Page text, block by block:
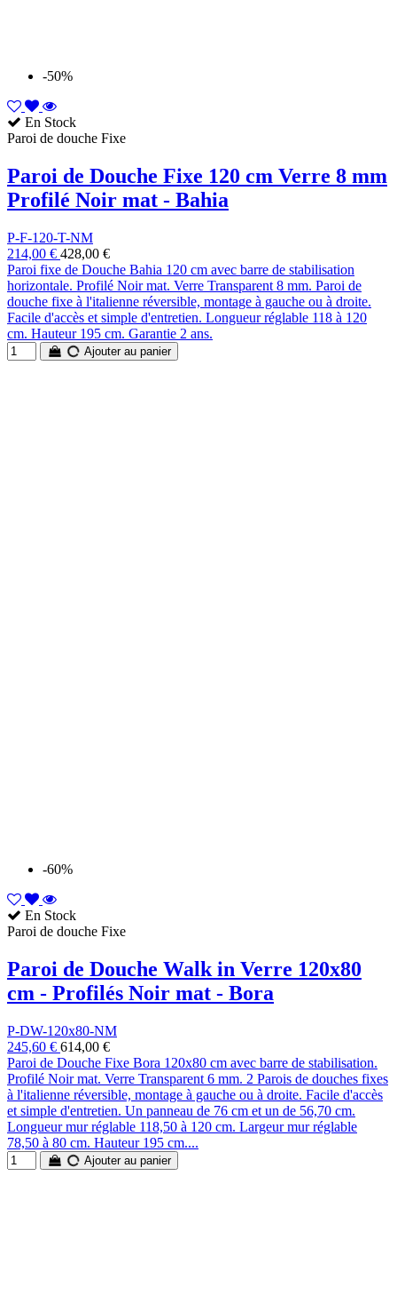
-50%
En Stock
Paroi de douche Fixe
Paroi de Douche Fixe 120 cm Verre 8 mm
Profilé Noir mat - Bahia
P-F-120-T-NM
214,00 € 428,00 €
Paroi fixe de Douche Bahia 120 cm avec barre de stabilisation
horizontale. Profilé Noir mat. Verre Transparent 8 mm. Paroi de
douche fixe à l'italienne réversible, montage à gauche ou à droite.
Facile d'accès et simple d'entretien. Longueur réglable 118 à 120
cm. Hauteur 195 cm. Garantie 2 ans.
Ajouter au panier
-60%
En Stock
Paroi de douche Fixe
Paroi de Douche Walk in Verre 120x80
cm - Profilés Noir mat - Bora
P-DW-120x80-NM
245,60 € 614,00 €
Paroi de Douche Fixe Bora 120x80 cm avec barre de stabilisation.
Profilé Noir mat. Verre Transparent 6 mm. 2 Parois de douches fixes
à l'italienne réversible, montage à gauche ou à droite. Facile d'accès
et simple d'entretien. Un panneau de 76 cm et un de 56,70 cm.
Longueur mur réglable 118,50 à 120 cm. Largeur mur réglable
78,50 à 80 cm. Hauteur 195 cm....
Ajouter au panier